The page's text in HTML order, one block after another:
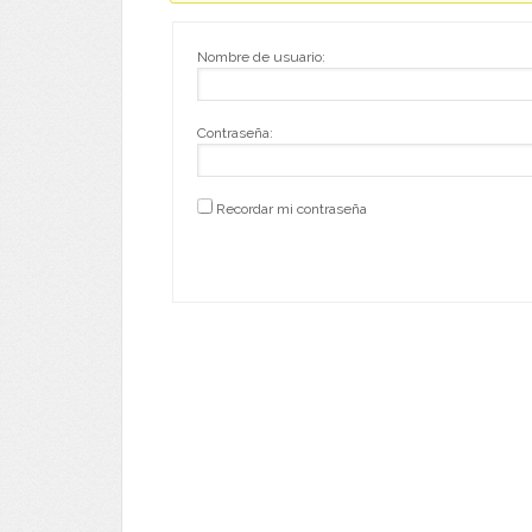
Nombre de usuario:
Contraseña:
Recordar mi contraseña